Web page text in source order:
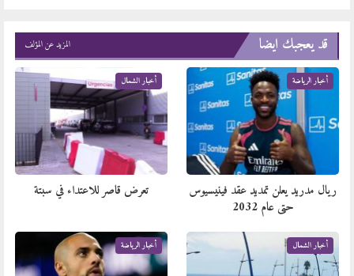
قد يعجبك ايضا المزيد عن المؤلف
أخبار الرياضة
ريال مدريد يعلن تمديد عقد فينيسيوس
حتى عام 2032
أخبار الشمال
تعرض قاصر للاعتداء في سبتة
أخبار الشمال أخبار الرياضة